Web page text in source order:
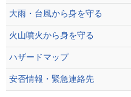
大雨・台風から身を守る
火山噴火から身を守る
ハザードマップ
安否情報・緊急連絡先